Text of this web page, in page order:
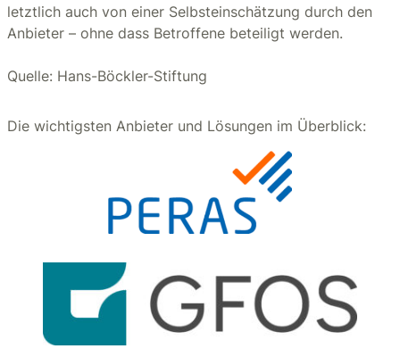
letztlich auch von einer Selbsteinschätzung durch den
Anbieter – ohne dass Betroffene beteiligt werden.
Quelle: Hans-Böckler-Stiftung
Die wichtigsten Anbieter und Lösungen im Überblick: